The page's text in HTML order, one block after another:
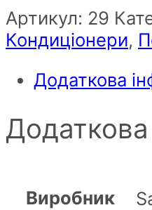
Артикул: 29
Кондиціонери,
Додаткова
Додаткова
Виробник